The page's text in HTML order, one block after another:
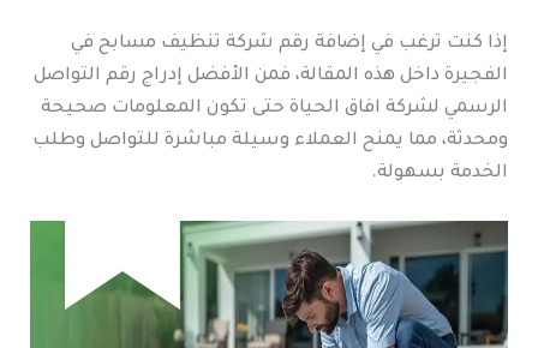
إذا كنت ترغب في إضافة رقم شركة تنظيف مسابح في
الفجيرة داخل هذه المقالة، فمن الأفضل إدراج رقم التواصل
الرسمي لشركة افاق الحياة حتى تكون المعلومات صحيحة
ومحدثة، مما يمنح العملاء وسيلة مباشرة للتواصل وطلب
الخدمة بسهولة.